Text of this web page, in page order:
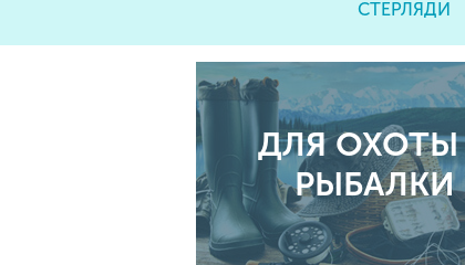
СТЕРЛЯДИ
ДЛЯ ОХОТЫ
РЫБАЛКИ